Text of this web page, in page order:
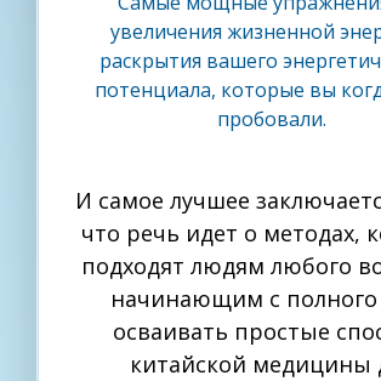
увеличения жизненной
раскрытия вашего
потенциала, которые вы
пробовали.
И самое лучшее
что речь идет о методах,
подходят людям любого
начинающим с полного
осваивать простые
китайской медицины